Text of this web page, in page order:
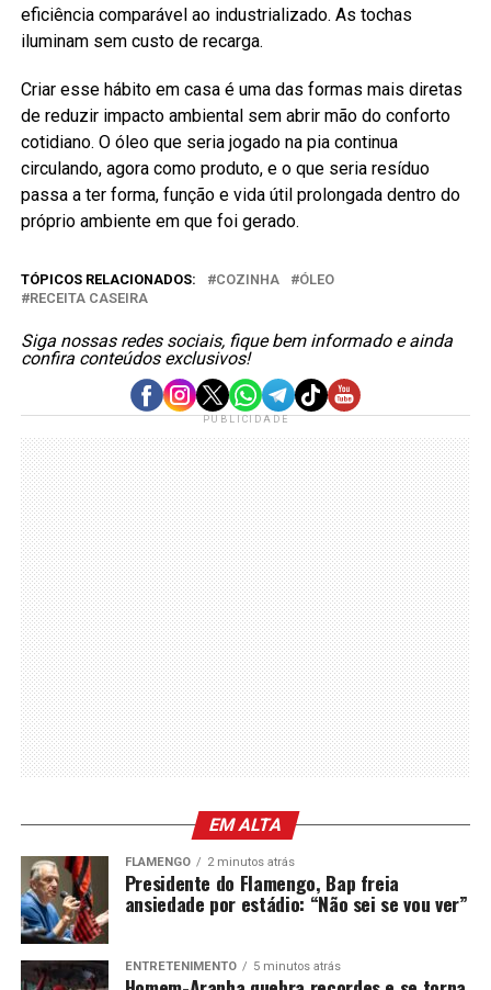
eficiência comparável ao industrializado. As tochas
iluminam sem custo de recarga.
Criar esse hábito em casa é uma das formas mais diretas
de reduzir impacto ambiental sem abrir mão do conforto
cotidiano. O óleo que seria jogado na pia continua
circulando, agora como produto, e o que seria resíduo
passa a ter forma, função e vida útil prolongada dentro do
próprio ambiente em que foi gerado.
TÓPICOS RELACIONADOS: COZINHA
ÓLEO
RECEITA CASEIRA
Siga nossas redes sociais, fique bem informado e ainda
confira conteúdos exclusivos!
PUBLICIDADE
EM ALTA
FLAMENGO 2 minutos atrás
Presidente do Flamengo, Bap freia
ansiedade por estádio: “Não sei se vou ver”
ENTRETENIMENTO 5 minutos atrás